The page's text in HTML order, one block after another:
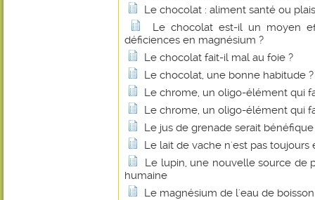
Le chocolat : aliment santé ou
Le chocolat est-il un moyen
déficiences en magnésium ?
Le chocolat fait-il mal au foie ?
Le chocolat, une bonne habitude ?
Le chrome, un oligo-élément qui
Le chrome, un oligo-élément qui
Le jus de grenade serait
Le lait de vache n'est pas toujours
Le lupin, une nouvelle source de
humaine
Le magnésium de l'eau de